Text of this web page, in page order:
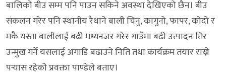
बालिको बीउ सम्म पनि पाउन सकिने अवस्था देखिएको छैन। बीउ
संकलन गरेर पनि स्थानीय रैथाने बाली चिनु, कागुनो, फापर, कोदो र
मकै यस्ता बालीलाई बढी मध्यनजर गरेर गाउँमा बढी उत्पादन तिर
उन्मुख गर्ने यसलाई अगाडि बढाउने निति तथा कार्यक्रम तयार राख्ने
पर्‍यास रहेकोे प्रवक्ता पाण्डेले बताए।